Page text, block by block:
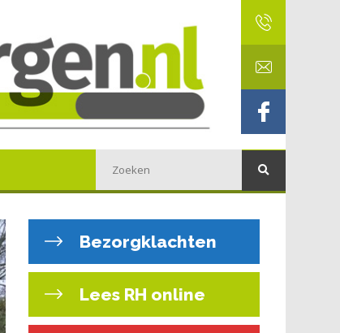
Bezorgklachten
Lees RH online